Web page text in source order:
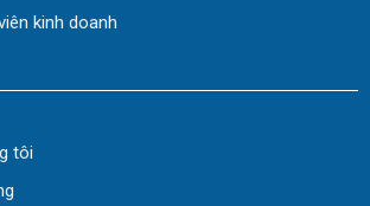
kinh doanh
tôi